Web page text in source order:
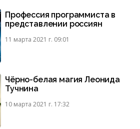
Профессия программиста в
представлении россиян
11 марта 2021 г. 09:01
Чёрно-белая магия Леонида
Тучнина
10 марта 2021 г. 17:32